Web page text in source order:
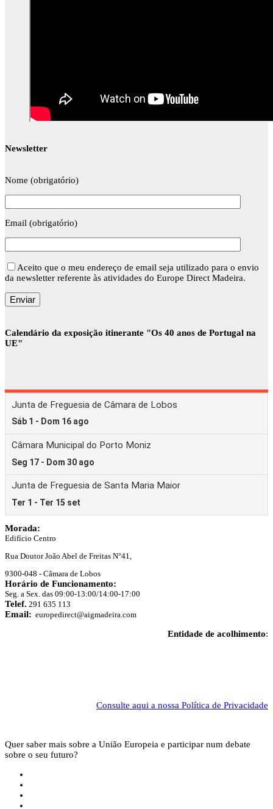
Newsletter
Nome (obrigatório)
Email (obrigatório)
Aceito que o meu endereço de email seja utilizado para o envio
da newsletter referente às atividades do Europe Direct Madeira.
Calendário da exposição itinerante "Os 40 anos de Portugal na
UE"
Morada:
Edifício Centro
Rua Doutor João Abel de Freitas N°41,
9300-048 - Câmara de Lobos
Horário de Funcionamento:
Seg. a Sex. das 09:00-13:00/14:00-17:00
Telef. 291 635 113
Email: europedirect@aigmadeira.com
Entidade de acolhimento:
Consulte aqui a nossa Política de Privacidade
Quer saber mais sobre a União Europeia e participar num debate
sobre o seu futuro?